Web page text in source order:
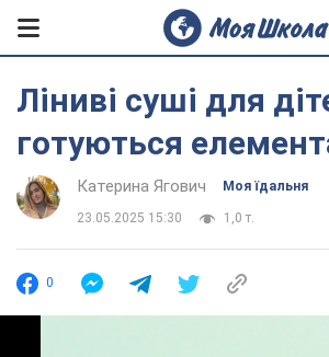
Ліниві суші для
готуються
Катерина Ягович Моя їдальня
23.05.2025 15:30 1,0 т.
0